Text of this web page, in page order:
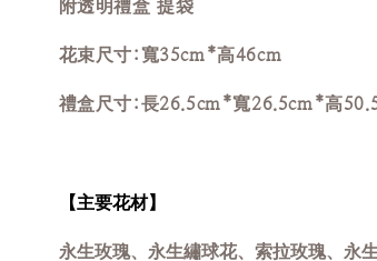
附透明禮盒 提袋
花束尺寸:寬35cm*高46cm
禮盒尺寸:長26.5cm*寬26.5cm*高
【主要花材】
永生玫瑰、永生繡球花、索拉玫瑰、 永